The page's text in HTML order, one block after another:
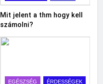
Mit jelent a thm hogy kell
számolni?
EGÉSZSÉG ÉRDESSÉGEK